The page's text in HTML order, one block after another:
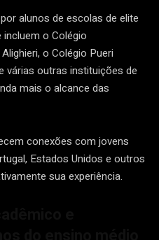
alunos de escolas de elite
o Colégio
o Colégio Pueri
várias outras instituições de
mais o alcance das
conexões com jovens
Estados Unidos e outros
sua experiência.